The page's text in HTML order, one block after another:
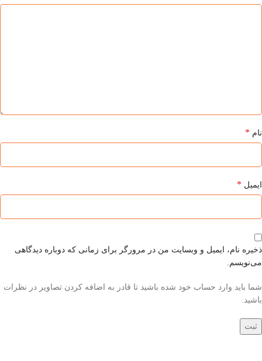
نام *
ایمیل *
ذخیره نام، ایمیل و وبسایت من در مرورگر برای زمانی که دوباره دیدگاهی
می‌نویسم.
شما باید وارد حساب خود شده باشید تا قادر به اضافه کردن تصاویر در نظرات
باشید.